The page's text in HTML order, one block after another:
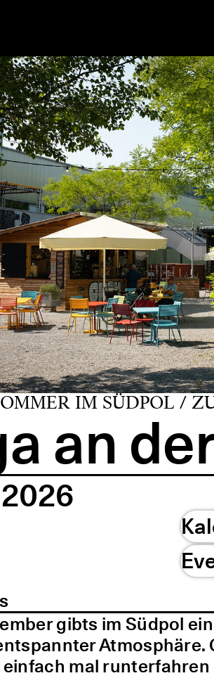
IM SÜDPOL /
an
gibts im Südpol
Atmosphäre.
mal runterfahren